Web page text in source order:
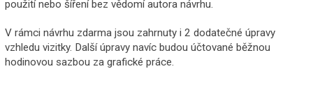
použití nebo šíření bez vědomí autora návrhu.
V rámci návrhu zdarma jsou zahrnuty i 2 dodatečné úpravy
vzhledu vizitky. Další úpravy navíc budou účtované běžnou
hodinovou sazbou za grafické práce.